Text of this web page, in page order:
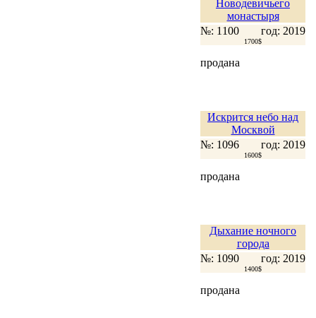
Новодевичьего
монастыря
№: 1100
год: 2019
1700$
продана
Искрится небо над
Москвой
№: 1096
год: 2019
1600$
продана
Дыхание ночного
города
№: 1090
год: 2019
1400$
продана